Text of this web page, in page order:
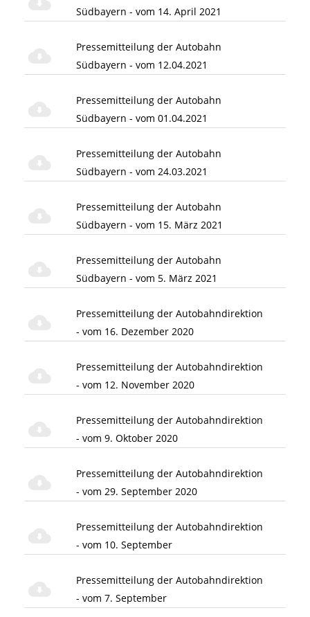
Südbayern - vom 14. April 2021
Pressemitteilung der Autobahn
Südbayern - vom 12.04.2021
Pressemitteilung der Autobahn
Südbayern - vom 01.04.2021
Pressemitteilung der Autobahn
Südbayern - vom 24.03.2021
Pressemitteilung der Autobahn
Südbayern - vom 15. März 2021
Pressemitteilung der Autobahn
Südbayern - vom 5. März 2021
Pressemitteilung der Autobahndirektion
- vom 16. Dezember 2020
Pressemitteilung der Autobahndirektion
- vom 12. November 2020
Pressemitteilung der Autobahndirektion
- vom 9. Oktober 2020
Pressemitteilung der Autobahndirektion
- vom 29. September 2020
Pressemitteilung der Autobahndirektion
- vom 10. September
Pressemitteilung der Autobahndirektion
- vom 7. September